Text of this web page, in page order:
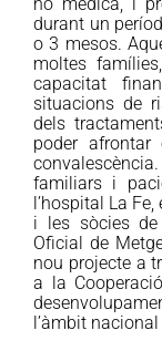
durant un
o 3 mesos.
moltes
capacitat
situacions de
dels
poder afrontar
familiars i
l’hospital La
i les sòcies de
Oficial de
nou projecte a
a la
l’àmbit